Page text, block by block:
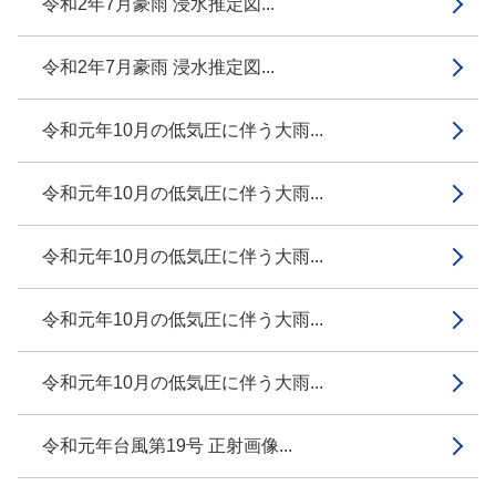
令和2年7月豪雨 浸水推定図...
令和2年7月豪雨 浸水推定図...
令和元年10月の低気圧に伴う大雨...
令和元年10月の低気圧に伴う大雨...
令和元年10月の低気圧に伴う大雨...
令和元年10月の低気圧に伴う大雨...
令和元年10月の低気圧に伴う大雨...
令和元年台風第19号 正射画像...